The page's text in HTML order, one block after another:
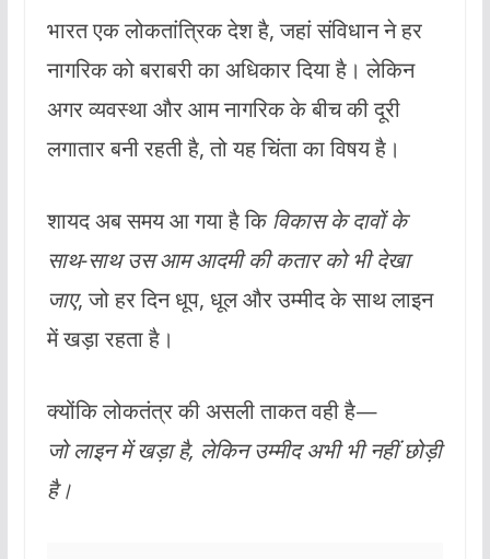
भारत एक लोकतांत्रिक देश है, जहां संविधान ने हर
नागरिक को बराबरी का अधिकार दिया है। लेकिन
अगर व्यवस्था और आम नागरिक के बीच की दूरी
लगातार बनी रहती है, तो यह चिंता का विषय है।
शायद अब समय आ गया है किविकास के दावों के
साथ-साथ उस आम आदमी की कतार को भी देखा
जाए, जो हर दिन धूप, धूल और उम्मीद के साथ लाइन
में खड़ा रहता है।
क्योंकि लोकतंत्र की असली ताकत वही है—
जो लाइन में खड़ा है, लेकिन उम्मीद अभी भी नहीं छोड़ी
है।